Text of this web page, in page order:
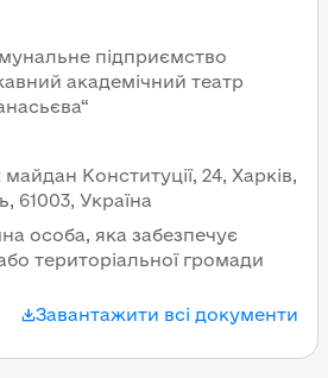
підприємство
академічний театр
майдан Конституції, 24, Харків,
61003, Україна
особа, яка забезпечує
територіальної громади
Завантажити всі документи